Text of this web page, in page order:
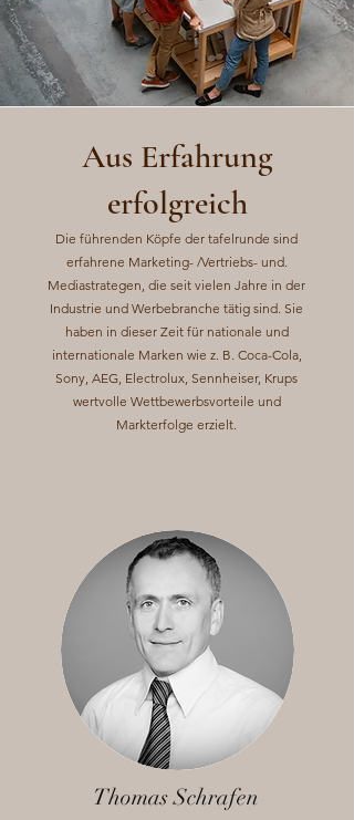
Aus Erfahrung
erfolgreich
Die führenden Köpfe der tafelrunde sind
erfahrene Marketing- /Vertriebs- und.
Mediastrategen, die seit vielen Jahre in der
Industrie und Werbebranche tätig sind. Sie
haben in dieser Zeit für nationale und
internationale Marken wie z. B. Coca-Cola,
Sony, AEG, Electrolux, Sennheiser, Krups
wertvolle Wettbewerbsvorteile und
Markterfolge erzielt.
Thomas Schrafen